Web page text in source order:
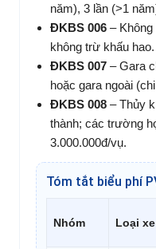
năm), 3 lần (>1
ĐKBS 006 –
không trừ khấu hao.
ĐKBS 007 – Gara
hoặc gara ngoài
ĐKBS 008 – Thủy
thành; các trường
3.000.000đ/vụ.
Tóm tắt biểu phí
Nhóm Loại xe